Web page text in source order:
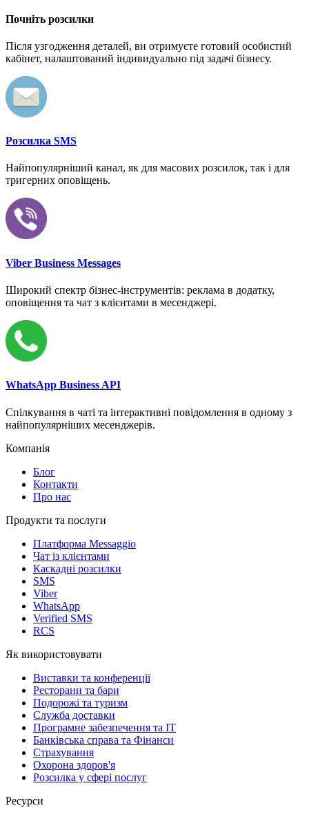
Почніть розсилки
Після узгодження деталей, ви отримуєте готовий особистий
кабінет, налаштований індивидуально під задачі бізнесу.
Розсилка SMS
Найпопулярніший канал, як для масових розсилок, так і для
тригерних оповіщень.
Viber Business Messages
Широкий спектр бізнес-інструментів: реклама в додатку,
оповіщення та чат з клієнтами в месенджері.
WhatsApp Business API
Спілкування в чаті та інтерактивні повідомлення в одному з
найпопулярніших месенджерів.
Компанія
Блог
Контакти
Про нас
Продукти та послуги
Платформа Messaggio
Чат із клієнтами
Каскадні розсилки
SMS
Viber
WhatsApp
Verified SMS
RCS
Як використовувати
Виставки та конференції
Ресторани та бари
Подорожі та туризм
Служба доставки
Програмне забезпечення та IT
Банківська справа та Фінанси
Страхування
Охорона здоров'я
Розсилка у сфері послуг
Ресурси